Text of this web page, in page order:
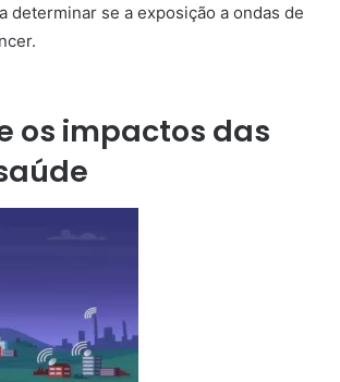
determinar se a exposição a ondas de
os impactos das